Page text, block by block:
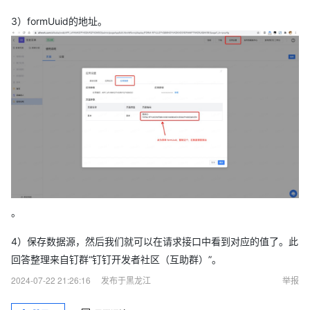
3）formUuid的地址。
。
4）保存数据源，然后我们就可以在请求接口中看到对应的值了。此
回答整理来自钉群“钉钉开发者社区（互助群）”。
2024-07-22 21:26:16
发布于黑龙江 举报